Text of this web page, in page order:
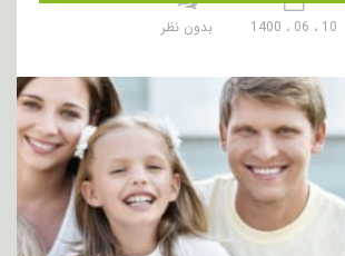
10 ، 06 ، 1400 بدون نظر